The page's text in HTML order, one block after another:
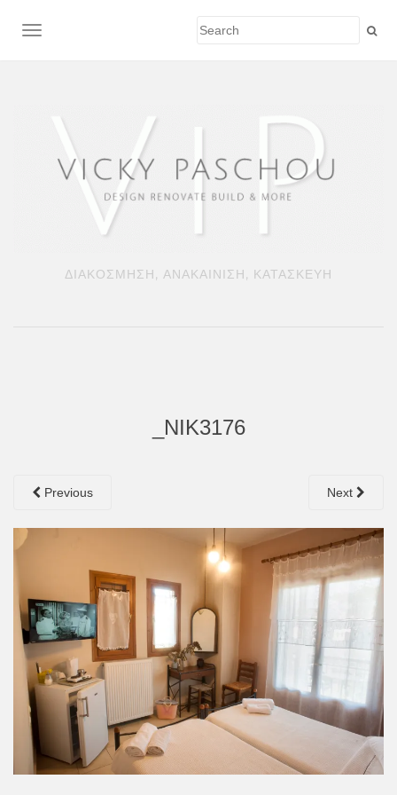
TOGGLE NAVIGATION
ΔΙΑΚΟΣΜΗΣΗ, ΑΝΑΚΑΙΝΙΣΗ, ΚΑΤΑΣΚΕΥΗ
_NIK3176
Previous Next